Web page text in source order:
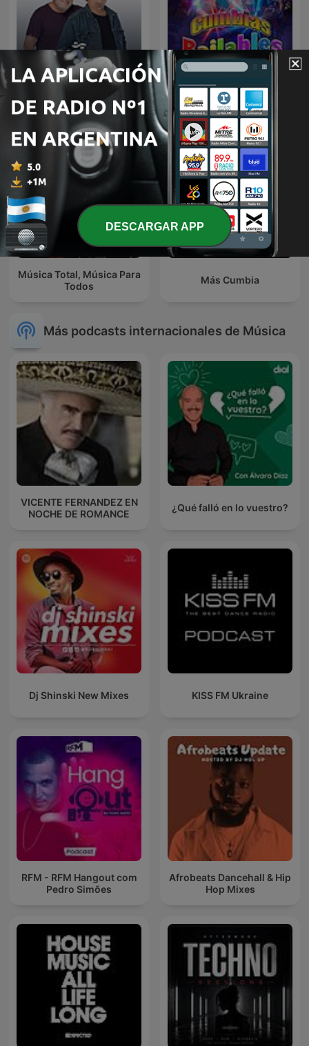
Mundo Disperso Cumbias
Música Total, Música Para
Todos
Más Cumbia
Más podcasts internacionales de Música
VICENTE FERNANDEZ EN
NOCHE DE ROMANCE
¿Qué falló en lo vuestro?
Dj Shinski New Mixes KISS FM Ukraine
RFM - RFM Hangout com
Pedro Simões
Afrobeats Dancehall & Hip
Hop Mixes
DESCARGAR APP